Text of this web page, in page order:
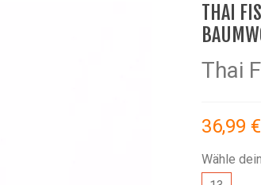
THAI
Thai
36,99 €
Wähle